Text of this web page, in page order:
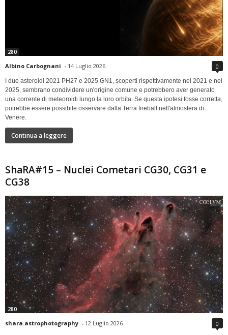
280
Albino Carbognani - 14 Luglio 2026 0
I due asteroidi 2021 PH27 e 2025 GN1, scoperti rispettivamente nel 2021 e nel
2025, sembrano condividere un'origine comune e potrebbero aver generato
una corrente di meteoroidi lungo la loro orbita. Se questa ipotesi fosse corretta,
potrebbe essere possibile osservare dalla Terra fireball nell'atmosfera di
Venere.
Continua a leggere
ShaRA#15 – Nuclei Cometari CG30, CG31 e
CG38
280
shara.astrophotography - 12 Luglio 2026 0